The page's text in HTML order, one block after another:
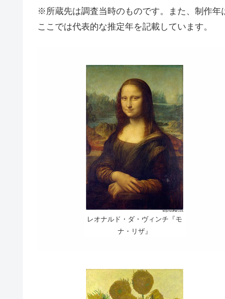
※所蔵先は調査当時のものです。また、制作年
ここでは代表的な推定年を記載しています。
レオナルド・ダ・ヴィンチ『モ
ナ・リザ』